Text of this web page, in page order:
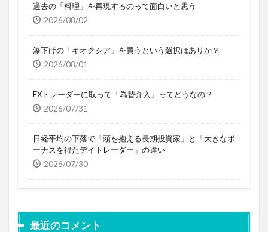
過去の「料理」を再現するのって面白いと思う
2026/08/02
瀑下げの「キオクシア」を買うという選択はありか？
2026/08/01
FXトレーダーに取って「為替介入」ってどうなの？
2026/07/31
日経平均の下落で「頭を抱える長期投資家」と「大きなボ
ーナスを得たデイトレーダー」の違い
2026/07/30
最近のコメント